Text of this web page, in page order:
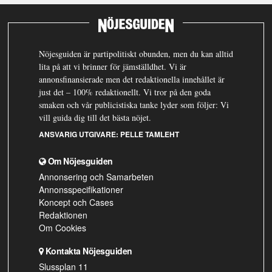
Nöjesguiden är partipolitiskt obunden, men du kan alltid
lita på att vi brinner för jämställdhet. Vi är
annonsfinansierade men det redaktionella innehållet är
just det – 100% redaktionellt. Vi tror på den goda
smaken och vår publicistiska tanke lyder som följer: Vi
vill guida dig till det bästa nöjet.
ANSVARIG UTGIVARE: PELLE TAMLEHT
Om Nöjesguiden
Annonsering och Samarbeten
Annonsspecifikationer
Koncept och Cases
Redaktionen
Om Cookies
Kontakta Nöjesguiden
Slussplan 11